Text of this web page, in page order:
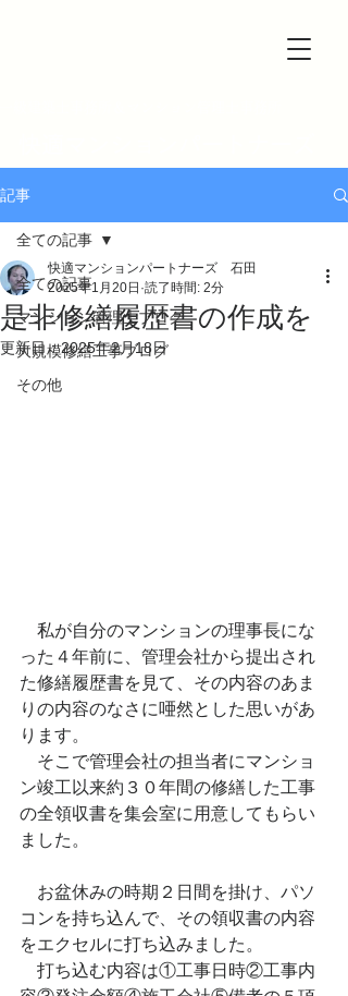
記事
全ての記事
マンション管理士ブログ
大規模修繕工事ブログ
その他
全ての記事
是非修繕履歴書の作成を
快適マンションパートナーズ 石田
2025年1月20日 読了時間: 2分
更新日：2025年2月18日
私が自分のマンションの理事長にな
った４年前に、管理会社から提出され
た修繕履歴書を見て、その内容のあま
りの内容のなさに唖然とした思いがあ
ります。
そこで管理会社の担当者にマンショ
ン竣工以来約３０年間の修繕した工事
の全領収書を集会室に用意してもらい
ました。
お盆休みの時期２日間を掛け、パソ
コンを持ち込んで、その領収書の内容
をエクセルに打ち込みました。
打ち込む内容は①工事日時②工事内